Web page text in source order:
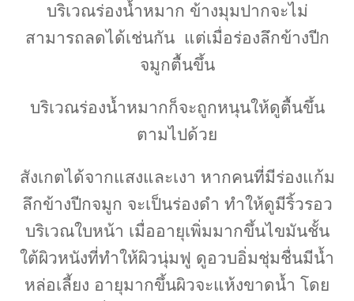
บริเวณร่องน้ำหมาก ข้างมุมปากจะไม่
สามารถลดได้เช่นกัน แต่เมื่อร่องลึกข้างปีก
จมูกตื้นขึ้น
บริเวณร่องน้ำหมากก็จะถูกหนุนให้ดูตื้นขึ้น
ตามไปด้วย
สังเกตได้จากแสงและเงา หากคนที่มีร่องแก้ม
ลึกข้างปีกจมูก จะเป็นร่องดำ ทำให้ดูมีริ้วรอว
บริเวณใบหน้า เมื่ออายุเพิ่มมากขึ้นไขมันชั้น
ใต้ผิวหนังที่ทำให้ผิวนุ่มฟู ดูอวบอิ่มชุ่มชื่นมีน้ำ
หล่อเลี้ยง อายุมากขึ้นผิวจะแห้งขาดน้ำ โดย